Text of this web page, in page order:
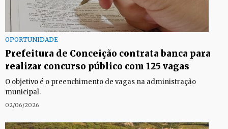
OPORTUNIDADE
Prefeitura de Conceição contrata banca para
realizar concurso público com 125 vagas
O objetivo é o preenchimento de vagas na administração
municipal.
02/06/2026